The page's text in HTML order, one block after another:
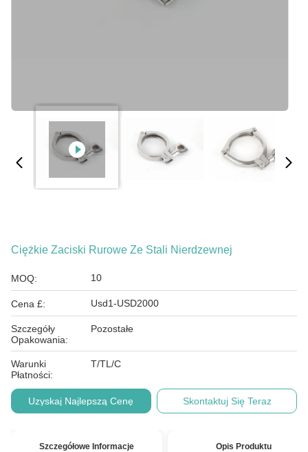
Ciężkie Zaciski Rurowe Ze Stali Nierdzewnej
MOQ: 10
Cena £: Usd1-USD2000
Szczegóły
Opakowania:
Pozostałe
Warunki
Płatności:
T/TL/C
Uzyskaj Najlepszą Cenę Skontaktuj Się Teraz
Szczegółowe Informacje Opis Produktu